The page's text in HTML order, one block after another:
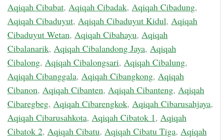
Aqiqah Cibabat, Aqiqah Cibadak, Aqiqah Cibadung,
Aqiqah Cibaduyut, Aqiqah Cibaduyut Kidul, Aqiqah
Cibaduyut Wetan, Aqiqah Cibahayu, Aqiqah
Cibalanarik, Aqiqah Cibalandong Jaya, Aqiqah
Cibalong, Aqiqah Cibalongsari, Aqiqah Cibalung,
Aqiqah Cibanggala, Aqiqah Cibangkong, Aqiqah
Cibanon, Aqiqah Cibanten, Aqiqah Cibanteng, Aqiqah
Cibaregbeg, Aqiqah Cibarengkok, Aqiqah Cibarusahjaya,
Aqiqah Cibarusahkota, Aqiqah Cibatok 1, Aqiqah
Cibatok 2, Aqiqah Cibatu, Aqiqah Cibatu Tiga, Aqiqah